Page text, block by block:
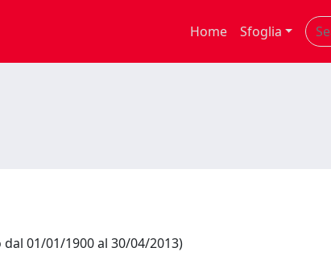
Home Sfoglia
01/01/1900 al 30/04/2013)